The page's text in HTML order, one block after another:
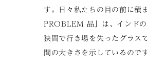
す。日々私たちの目の前に積
PROBLEM 品」は、インド
狭間で行き場を失ったグラス
間の大きさを示しているので